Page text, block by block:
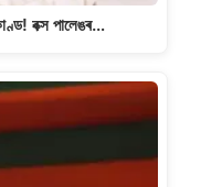
বক্স পালেঙৰ…